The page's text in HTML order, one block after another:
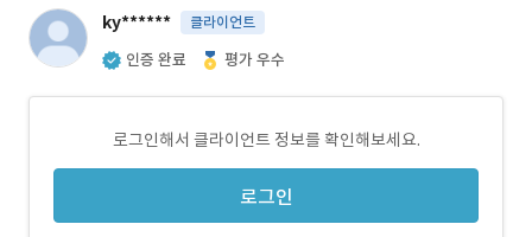
ky****** 클라이언트
인증 완료 평가 우수
로그인해서 클라이언트 정보를 확인해보세요.
로그인